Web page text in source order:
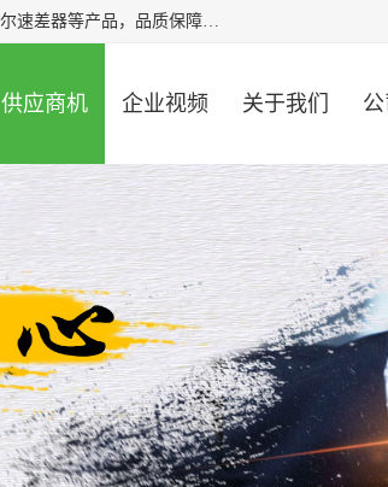
北京中创汇安科贸有限公司专业生产救援三脚架、天鹰4X气体检测仪、梅思安空气呼吸器、霍尼韦尔速差器等产品，品质保障，价格合理，欢迎在线致电咨询。
供应商机 企业视频 关于我们